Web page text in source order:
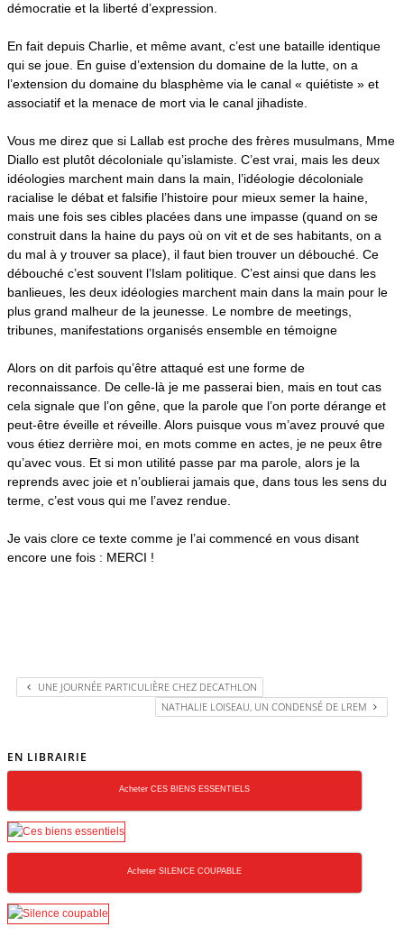
démocratie et la liberté d’expression.
En fait depuis Charlie, et même avant, c’est une bataille identique
qui se joue. En guise d’extension du domaine de la lutte, on a
l’extension du domaine du blasphème via le canal « quiétiste » et
associatif et la menace de mort via le canal jihadiste.
Vous me direz que si Lallab est proche des frères musulmans, Mme
Diallo est plutôt décoloniale qu’islamiste. C’est vrai, mais les deux
idéologies marchent main dans la main, l’idéologie décoloniale
racialise le débat et falsifie l’histoire pour mieux semer la haine,
mais une fois ses cibles placées dans une impasse (quand on se
construit dans la haine du pays où on vit et de ses habitants, on a
du mal à y trouver sa place), il faut bien trouver un débouché. Ce
débouché c’est souvent l’Islam politique. C’est ainsi que dans les
banlieues, les deux idéologies marchent main dans la main pour le
plus grand malheur de la jeunesse. Le nombre de meetings,
tribunes, manifestations organisés ensemble en témoigne
Alors on dit parfois qu’être attaqué est une forme de
reconnaissance. De celle-là je me passerai bien, mais en tout cas
cela signale que l’on gêne, que la parole que l’on porte dérange et
peut-être éveille et réveille. Alors puisque vous m’avez prouvé que
vous étiez derrière moi, en mots comme en actes, je ne peux être
qu’avec vous. Et si mon utilité passe par ma parole, alors je la
reprends avec joie et n’oublierai jamais que, dans tous les sens du
terme, c’est vous qui me l’avez rendue.
Je vais clore ce texte comme je l’ai commencé en vous disant
encore une fois : MERCI !
UNE JOURNÉE PARTICULIÈRE CHEZ DECATHLON
NATHALIE LOISEAU, UN CONDENSÉ DE LREM
EN LIBRAIRIE
Acheter CES BIENS ESSENTIELS
Acheter SILENCE COUPABLE